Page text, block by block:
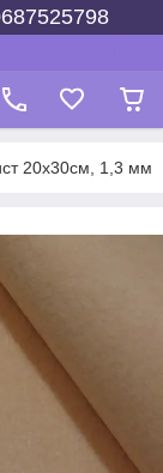
20х30см, 1,3 мм